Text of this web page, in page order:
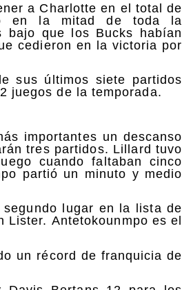
a Charlotte en el total de
en la mitad de toda la
bajo que los Bucks habían
cedieron en la victoria por
sus últimos siete partidos
juegos de la temporada.
importantes un descanso
tres partidos. Lillard tuvo
cuando faltaban cinco
partió un minuto y medio
lugar en la lista de
Antetokounmpo es el
un récord de franquicia de